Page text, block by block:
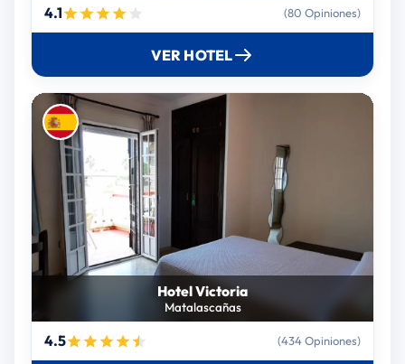
4.1 (80 Opiniones)
VER HOTEL
Hotel Victoria
Matalascañas
4.5 (434 Opiniones)